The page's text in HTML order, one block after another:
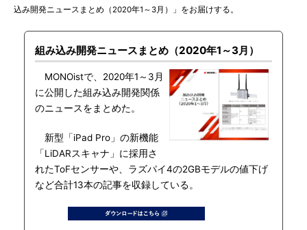
込み開発ニュースまとめ（2020年1～3月）」をお届けする。
組み込み開発ニュースまとめ（2020年1～3月）
MONOistで、2020年1～3月
に公開した組み込み開発関係
のニュースをまとめた。
新型「iPad Pro」の新機能
「LiDARスキャナ」に採用さ
れたToFセンサーや、ラズパイ4の2GBモデルの値下げ
など合計13本の記事を収録している。